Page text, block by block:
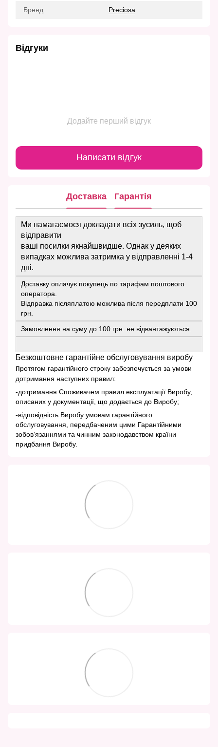
Бренд Preciosa
Відгуки
Додайте перший відгук
Написати відгук
Доставка Гарантія
Ми намагаємося докладати всіх зусиль, щоб
відправити
ваші посилки якнайшвидше. Однак у деяких
випадках можлива затримка у відправленні 1-4
дні.
Доставку оплачує покупець по тарифам поштового
оператора.
Відправка післяплатою можлива після передплати 100
грн.
Замовлення на суму до 100 грн. не відвантажуються.
Безкоштовне гарантійне обслуговування виробу
протягом гарантійного строку забезпечується за умови
дотримання наступних правил:
-дотримання Споживачем правил експлуатації Виробу,
описаних у документації, що додається до Виробу;
-відповідність Виробу умовам гарантійного
обслуговування, передбаченим цими Гарантійними
зобов’язаннями та чинним законодавством країни
придбання Виробу.